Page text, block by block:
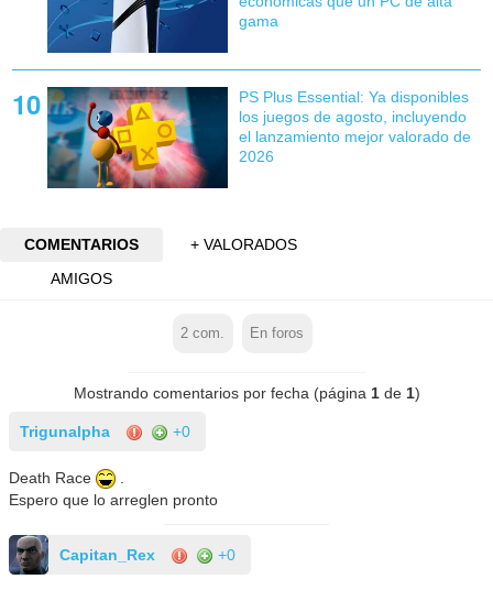
gama
PS Plus Essential: Ya disponibles
los juegos de agosto, incluyendo
el lanzamiento mejor valorado de
2026
COMENTARIOS
+ VALORADOS
AMIGOS
2 com. En foros
Mostrando comentarios por fecha (página 1de 1)
Trigunalpha +0
Death Race
Espero que lo arreglen pronto
Capitan_Rex +0